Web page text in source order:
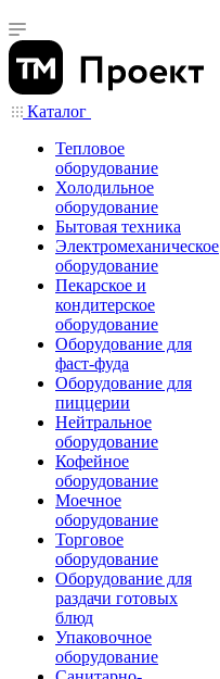
Каталог
Тепловое
оборудование
Холодильное
оборудование
Бытовая техника
Электромеханическое
оборудование
Пекарское и
кондитерское
оборудование
Оборудование для
фаст-фуда
Оборудование для
пиццерии
Нейтральное
оборудование
Кофейное
оборудование
Моечное
оборудование
Торговое
оборудование
Оборудование для
раздачи готовых
блюд
Упаковочное
оборудование